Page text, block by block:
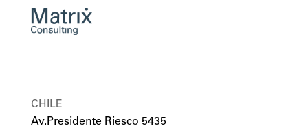
CHILE
Av.Presidente Riesco 5435